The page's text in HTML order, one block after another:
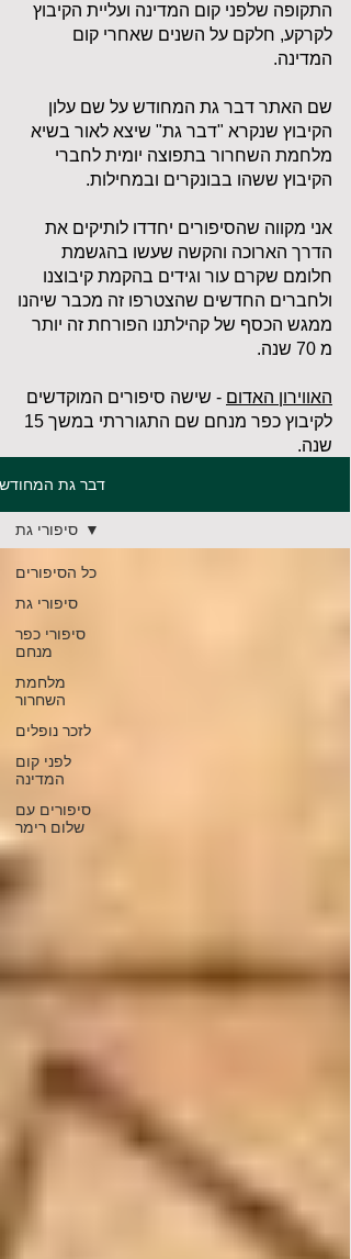
התקופה שלפני קום המדינה ועליית הקיבוץ
לקרקע, חלקם על השנים שאחרי קום
המדינה.
שם האתר דבר גת המחודש על שם עלון
הקיבוץ שנקרא "דבר גת" שיצא לאור בשיא
מלחמת השחרור בתפוצה יומית לחברי
הקיבוץ ששהו בבונקרים ובמחילות.
אני מקווה שהסיפורים יחדדו לותיקים את
הדרך הארוכה והקשה שעשו בהגשמת
חלומם שקרם עור וגידים בהקמת קיבוצנו
ולחברים החדשים שהצטרפו זה מכבר שיהנו
ממגש הכסף של קהילתנו הפורחת זה יותר
מ 70 שנה.
האווירון האדום - שישה סיפורים המוקדשים
לקיבוץ כפר מנחם שם התגוררתי במשך 15
שנה.
דבר גת המחודש
כל הסיפורים
סיפורי גת
סיפורי כפר
מנחם
מלחמת
השחרור
לזכר נופלים
לפני קום
המדינה
סיפורים עם
שלום רימר
סיפורי גת